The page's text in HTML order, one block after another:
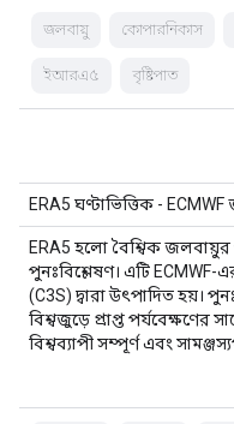
জলবায়ু কোপারনিকাস
ইআরএ৫ বৃষ্টিপাত
ERA5 ঘণ্টাভিত্তিক -
ERA5 হলো বৈশ্বিক জলবায়ুর
পুনঃবিশ্লেষণ। এটি ECMWF-
(C3S) দ্বারা উৎপাদিত হয়।
বিশ্বজুড়ে প্রাপ্ত
বিশ্বব্যাপী সম্পূর্ণ এবং